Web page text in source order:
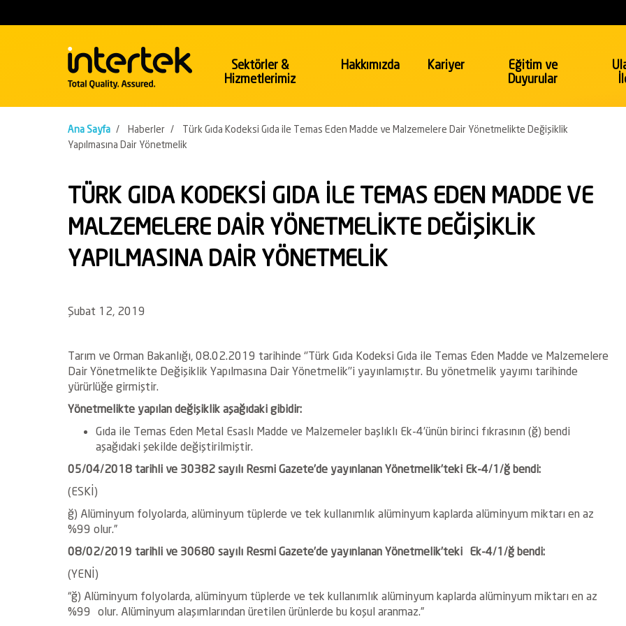
Sektörler &
Hizmetlerimiz
Polimerplastik
Temizlik Malzemeleri
İnşaat & Mühendislik
İnşaat
Endüstri
Enerji
Petrol ve Gaz
Konaklama & Turizm
Gıda ve Tarım
Sağlık ve Güzellik
Güzellik ve Kişisel Bakım
Hakkımızda Kariyer
Eğitim ve
Duyurular
Ana Sayfa / Haberler /
Türk Gıda Kodeksi Gıda ile Temas Eden Madde ve Malzemelere Dair Yönetmelikte Değişiklik
Yapılmasına Dair Yönetmelik
TÜRK GIDA KODEKSİ GIDA İLE TEMAS EDEN MADDE VE
MALZEMELERE DAİR YÖNETMELİKTE DEĞİŞİKLİK
YAPILMASINA DAİR YÖNETMELİK
Şubat 12, 2019
Tarım ve Orman Bakanlığı, 08.02.2019 tarihinde ‘’Türk Gıda Kodeksi Gıda ile Temas Eden Madde ve Malzemelere
Dair Yönetmelikte Değişiklik Yapılmasına Dair Yönetmelik’’i yayınlamıştır. Bu yönetmelik yayımı tarihinde
yürürlüğe girmiştir.
Yönetmelikte yapılan değişiklik aşağıdaki gibidir:
Gıda ile Temas Eden Metal Esaslı Madde ve Malzemeler başlıklı Ek-4’ünün birinci fıkrasının (ğ) bendi
aşağıdaki şekilde değiştirilmiştir.
05/04/2018 tarihli ve 30382 sayılı Resmi Gazete’de yayınlanan Yönetmelik’teki Ek-4/1/ğ bendi:
(ESKİ)
ğ) Alüminyum folyolarda, alüminyum tüplerde ve tek kullanımlık alüminyum kaplarda alüminyum miktarı en az
%99 olur.”
08/02/2019 tarihli ve 30680 sayılı Resmi Gazete’de yayınlanan Yönetmelik’teki Ek-4/1/ğ bendi:
(YENİ)
“ğ) Alüminyum folyolarda, alüminyum tüplerde ve tek kullanımlık alüminyum kaplarda alüminyum miktarı en az
%99 olur. Alüminyum alaşımlarından üretilen ürünlerde bu koşul aranmaz.”